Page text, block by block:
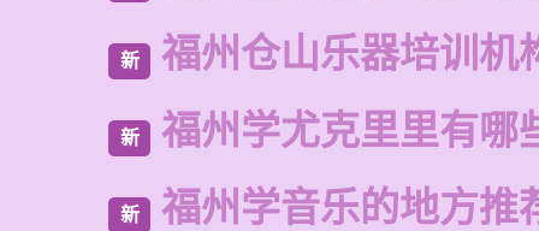
新 福州仓山乐器培训机
新 福州学尤克里里有哪
新 福州学音乐的地方推